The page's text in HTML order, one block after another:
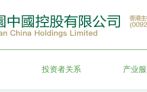
投资者关系 产业